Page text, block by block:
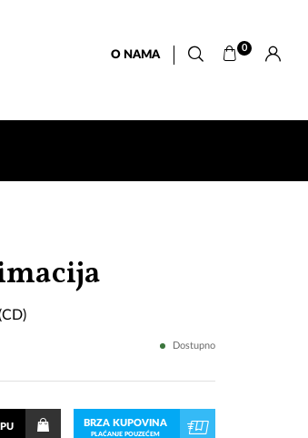
O NAMA
0
Lijepo
(CD)
Dostupno
BRZA KUPOVINA
PLAĆANJE POUZEĆEM